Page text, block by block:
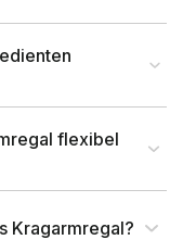
&
Schraubbar
Zerlegt
flexibel
Kragarmregal?